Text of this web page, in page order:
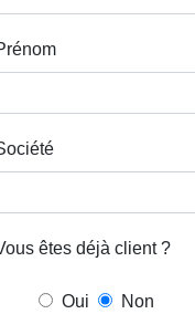
êtes déjà client ?
Oui Non